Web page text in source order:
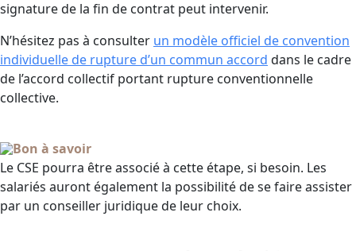
signature de la fin de contrat peut intervenir.
N’hésitez pas à consulter un modèle officiel de convention
individuelle de rupture d’un commun accord dans le cadre
de l’accord collectif portant rupture conventionnelle
collective.
Bon à savoir
Le CSE pourra être associé à cette étape, si besoin. Les
salariés auront également la possibilité de se faire assister
par un conseiller juridique de leur choix.